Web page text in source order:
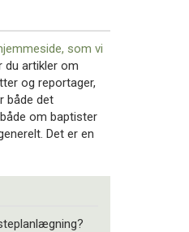
som vi
du artikler om
og reportager,
både det
om baptister
Det er en